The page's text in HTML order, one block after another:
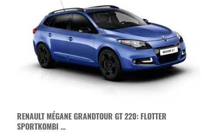
RENAULT MÉGANE GRANDTOUR GT 220: FLOTTER
SPORTKOMBI …